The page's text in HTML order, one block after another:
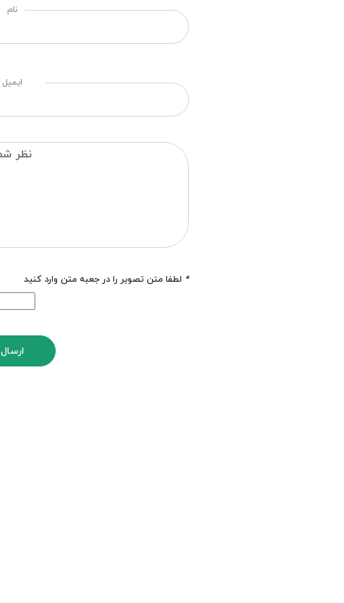
نام
ایمیل
* لطفا متن تصویر را در جعبه متن وارد کنید
ارسال